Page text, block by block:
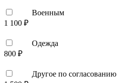
Военным
1 100 ₽
Одежда
800 ₽
Другое по согласованию